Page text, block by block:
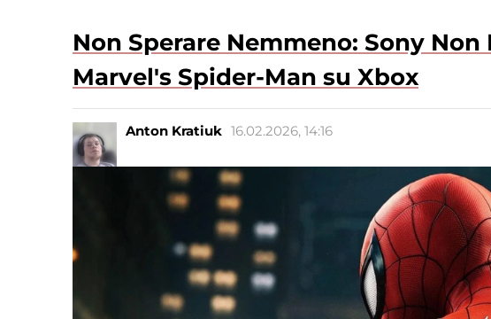
Non Sperare Nemmeno: Sony
Marvel's Spider-Man su Xbox
Anton Kratiuk 16.02.2026, 14:16